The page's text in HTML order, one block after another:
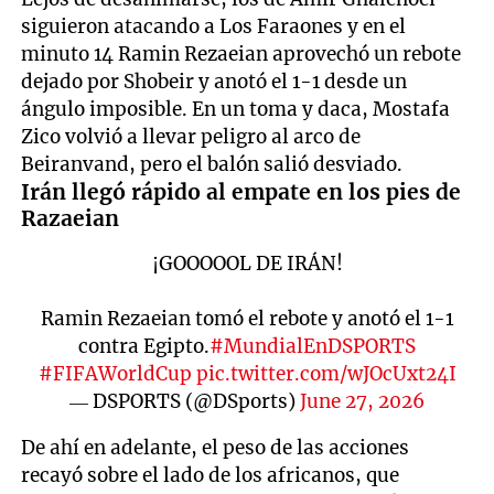
siguieron atacando a Los Faraones y en el
minuto 14 Ramin Rezaeian aprovechó un rebote
dejado por Shobeir y anotó el 1-1 desde un
ángulo imposible. En un toma y daca, Mostafa
Zico volvió a llevar peligro al arco de
Beiranvand, pero el balón salió desviado.
Irán llegó rápido al empate en los pies de
Razaeian
¡GOOOOOL DE IRÁN!
Ramin Rezaeian tomó el rebote y anotó el 1-1
contra Egipto.#MundialEnDSPORTS
#FIFAWorldCup pic.twitter.com/wJOcUxt24I
— DSPORTS (@DSports)June 27, 2026
De ahí en adelante, el peso de las acciones
recayó sobre el lado de los africanos, que